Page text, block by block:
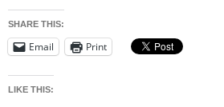
SHARE THIS:
Email Print
LIKE THIS: